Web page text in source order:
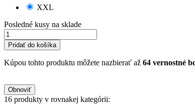
XXL
Posledné kusy na sklade
Pridať do košíka
Kúpou tohto produktu môžete nazbierať až 64 vernostné
16 produkty v rovnakej kategórii: